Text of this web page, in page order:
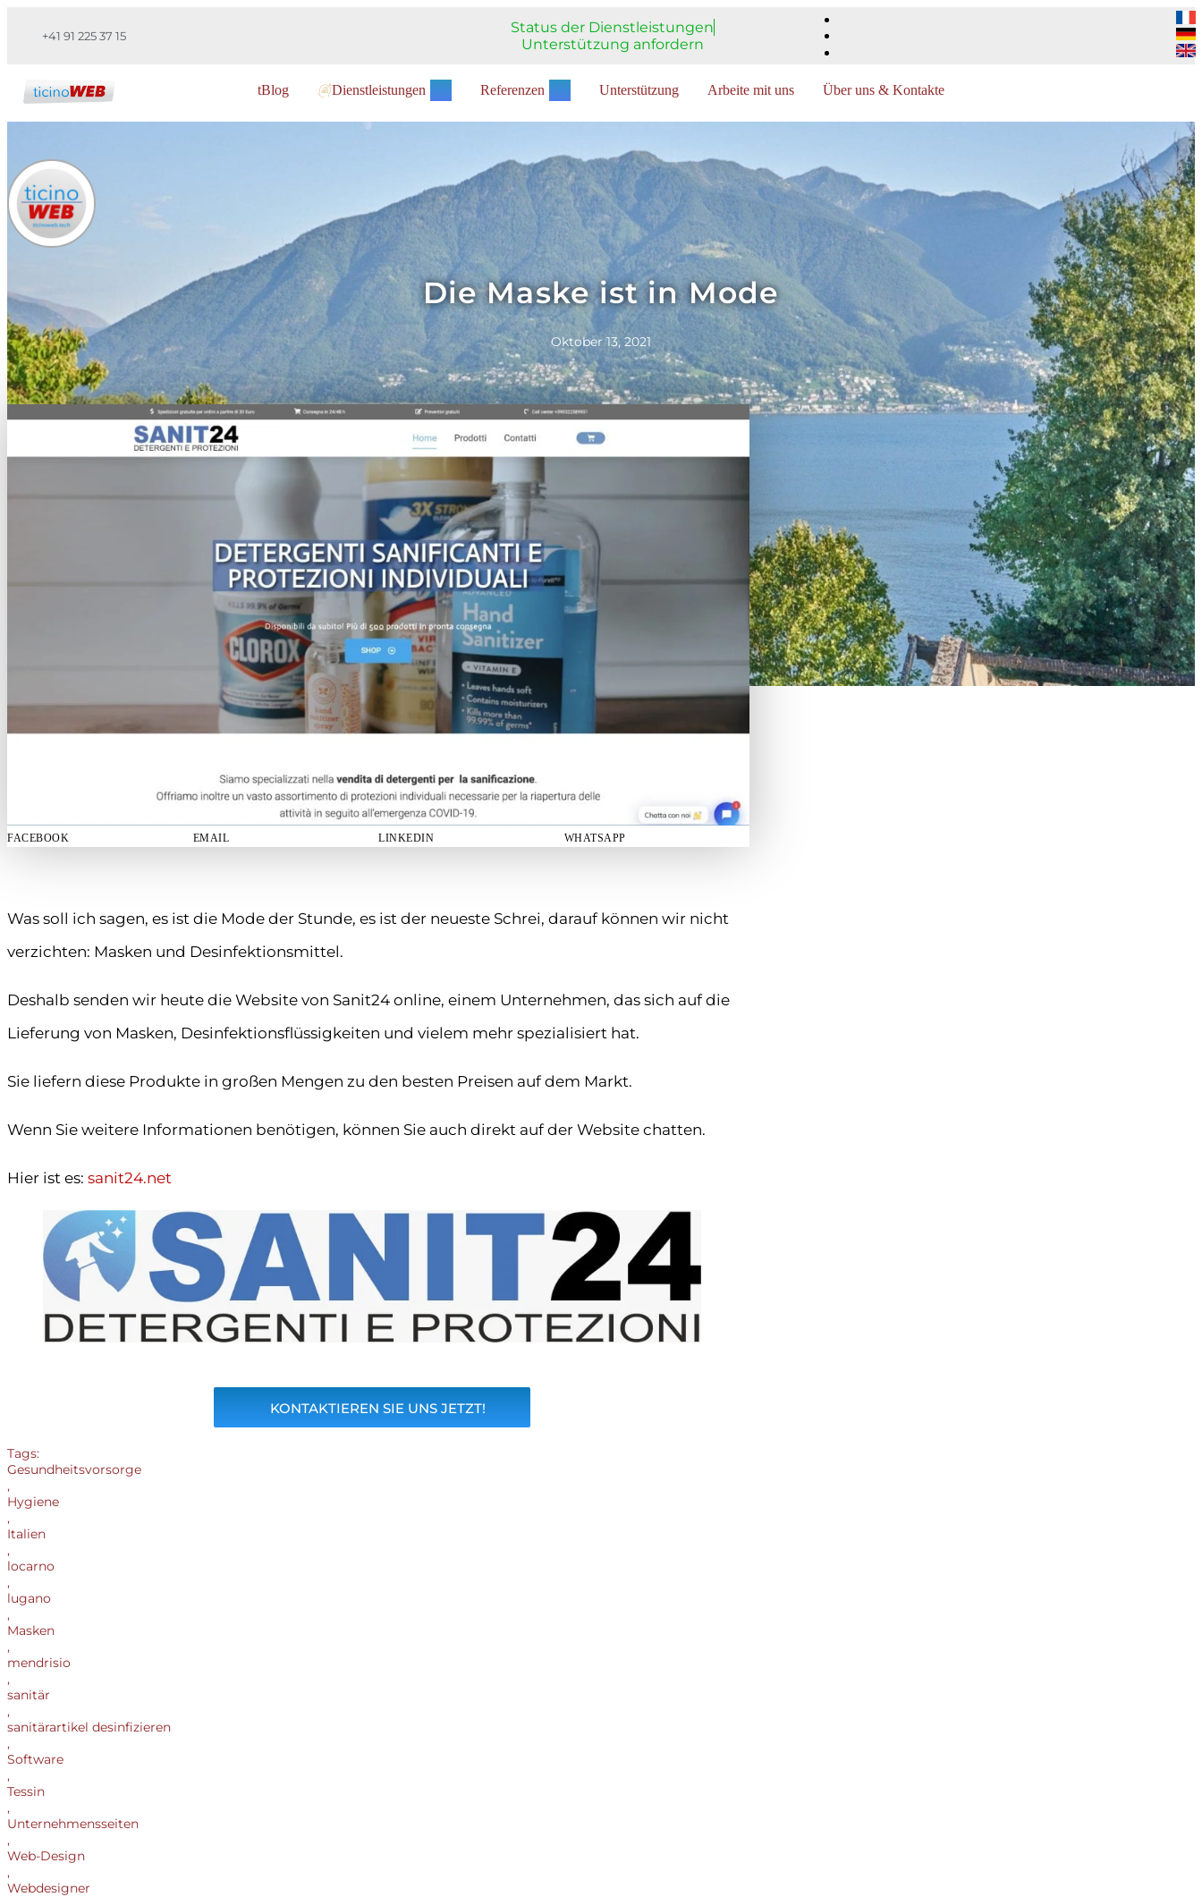
+41 91 225 37 15
Status der Dienstleistungen
Unterstützung anfordern
tBlog Dienstleistungen Referenzen Unterstützung Arbeite mit uns Über uns & Kontakte
Die Maske ist in Mode
Oktober 13, 2021
FACEBOOK EMAIL LINKEDIN WHATSAPP
Was soll ich sagen, es ist die Mode der Stunde, es ist der neueste Schrei, darauf können wir nicht
verzichten: Masken und Desinfektionsmittel.
Deshalb senden wir heute die Website von Sanit24 online, einem Unternehmen, das sich auf die
Lieferung von Masken, Desinfektionsflüssigkeiten und vielem mehr spezialisiert hat.
Sie liefern diese Produkte in großen Mengen zu den besten Preisen auf dem Markt.
Wenn Sie weitere Informationen benötigen, können Sie auch direkt auf der Website chatten.
Hier ist es: sanit24.net
KONTAKTIEREN SIE UNS JETZT!
Tags:
Gesundheitsvorsorge
,
Hygiene
,
Italien
,
locarno
,
lugano
,
Masken
,
mendrisio
,
sanitär
,
sanitärartikel desinfizieren
,
Software
,
Tessin
,
Unternehmensseiten
,
Web-Design
,
Webdesigner